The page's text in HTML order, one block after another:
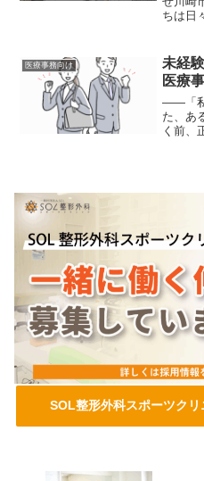
ちは日
スリー
再び身
医療事務向け
未経
医療
――「私
た、あ
く前、
SOL整形外科スポーツク